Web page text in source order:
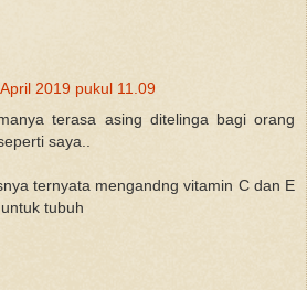
2019 pukul 11.09
terasa asing ditelinga bagi orang
saya..
ternyata mengandng vitamin C dan E
tubuh